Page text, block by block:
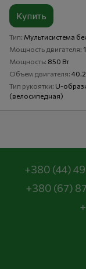
Купить
Тип Мультисистема
Мощность двигателя
Мощность 850 Вт
Объем двигателя
Тип рукоятки U-
(велосипедная)
+380 (44)
+380 (67)